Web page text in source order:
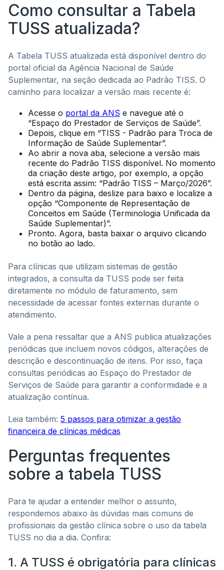
Como consultar a Tabela
TUSS atualizada?
A Tabela TUSS atualizada está disponível dentro do
portal oficial da Agência Nacional de Saúde
Suplementar, na seção dedicada ao Padrão TISS. O
caminho para localizar a versão mais recente é:
Acesse o portal da ANS e navegue até o
“Espaço do Prestador de Serviços de Saúde”.
Depois, clique em “TISS - Padrão para Troca de
Informação de Saúde Suplementar”.
Ao abrir a nova aba, selecione a versão mais
recente do Padrão TISS disponível. No momento
da criação deste artigo, por exemplo, a opção
está escrita assim: “Padrão TISS – Março/2026”.
Dentro da página, deslize para baixo e localize a
opção “Componente de Representação de
Conceitos em Saúde (Terminologia Unificada da
Saúde Suplementar)”.
Pronto. Agora, basta baixar o arquivo clicando
no botão ao lado.
Para clínicas que utilizam sistemas de gestão
integrados, a consulta da TUSS pode ser feita
diretamente no módulo de faturamento, sem
necessidade de acessar fontes externas durante o
atendimento.
Vale a pena ressaltar que a ANS publica atualizações
periódicas que incluem novos códigos, alterações de
descrição e descontinuação de itens. Por isso, faça
consultas periódicas ao Espaço do Prestador de
Serviços de Saúde para garantir a conformidade e a
atualização contínua.
Leia também: 5 passos para otimizar a gestão
financeira de clínicas médicas
Perguntas frequentes
sobre a tabela TUSS
Para te ajudar a entender melhor o assunto,
respondemos abaixo às dúvidas mais comuns de
profissionais da gestão clínica sobre o uso da tabela
TUSS no dia a dia. Confira:
1. A TUSS é obrigatória para clínicas